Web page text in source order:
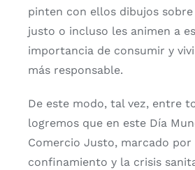
pinten con ellos dibujos
justo o incluso les animen a
importancia de consumir y
más responsable.
De este modo, tal vez, entre
logremos que en este Día
Comercio Justo, marcado por
confinamiento y la crisis